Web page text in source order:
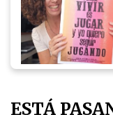
ESTÁ